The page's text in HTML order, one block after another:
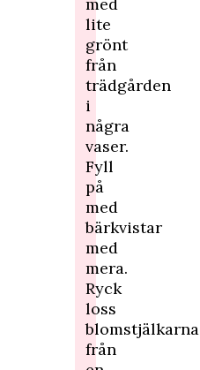
med
lite
grönt
från
trädgården
i
några
vaser.
Fyll
på
med
bärkvistar
med
mera.
Ryck
loss
blomstjälkarna
från